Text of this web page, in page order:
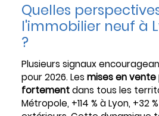
Quelles
l'immobilier neuf à
?
Plusieurs signaux
pour 2026. Les mises en
fortementdans tous les
Métropole, +114 % à Lyon, +32